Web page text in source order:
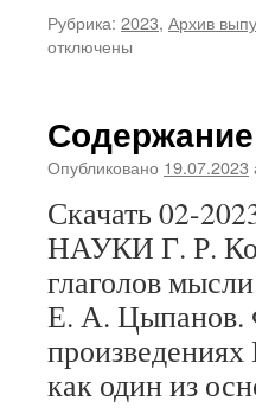
Рубрика: 2023, Архив
отключены
Опубликовано 19.07.2023
Скачать 02-
НАУКИ Г. Р.
глаголов
Е. А. Цыпанов.
как один из